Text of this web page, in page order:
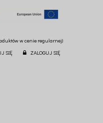
w cenie regularnej)
SIĘ ZALOGUJ SIĘ